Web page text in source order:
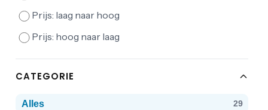
Prijs: laag naar hoog
Prijs: hoog naar laag
CATEGORIE
Alles 29